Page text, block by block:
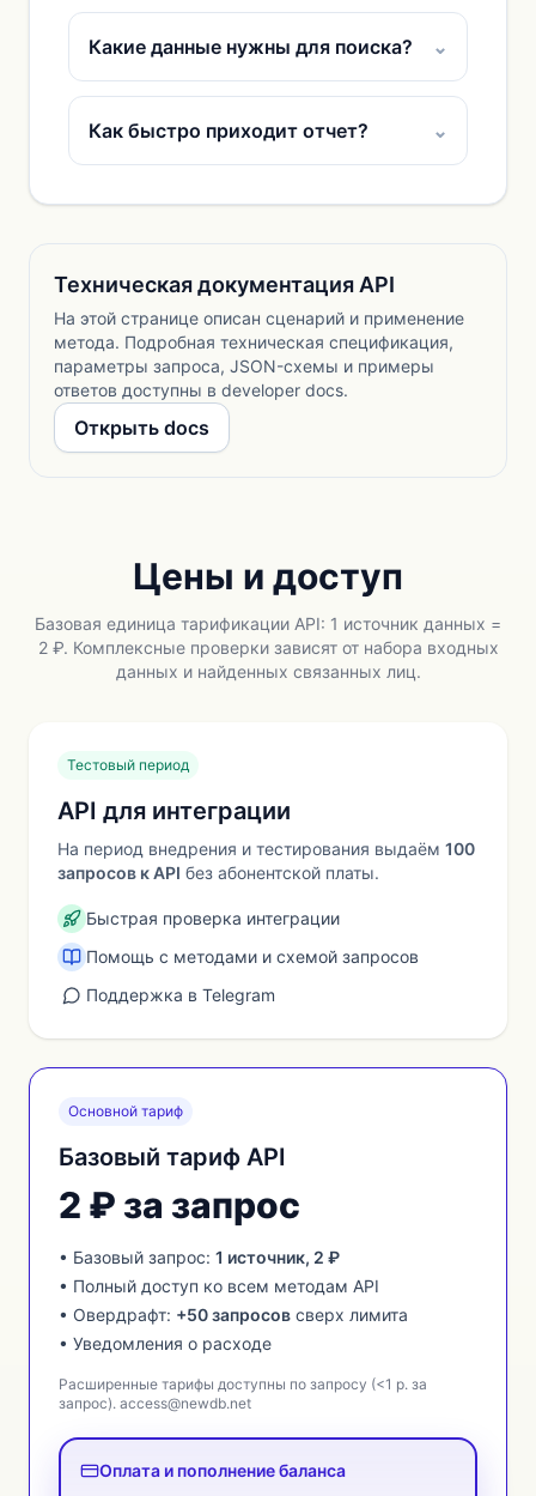
Какие данные нужны для поиска? ⌄
Как быстро приходит отчет? ⌄
Техническая документация API
На этой странице описан сценарий и применение
метода. Подробная техническая спецификация,
параметры запроса, JSON-схемы и примеры
ответов доступны в developer docs.
Открыть docs
Цены и доступ
Базовая единица тарификации API: 1 источник данных =
2 ₽. Комплексные проверки зависят от набора входных
данных и найденных связанных лиц.
Тестовый период
API для интеграции
На период внедрения и тестирования выдаём 100
запросов к API без абонентской платы.
Быстрая проверка интеграции
Помощь с методами и схемой запросов
Поддержка в Telegram
Основной тариф
Базовый тариф API
2 ₽ за запрос
• Базовый запрос: 1 источник, 2 ₽
• Полный доступ ко всем методам API
• Овердрафт: +50 запросов сверх лимита
• Уведомления о расходе
Расширенные тарифы доступны по запросу (<1 р. за
запрос). access@newdb.net
Оплата и пополнение баланса